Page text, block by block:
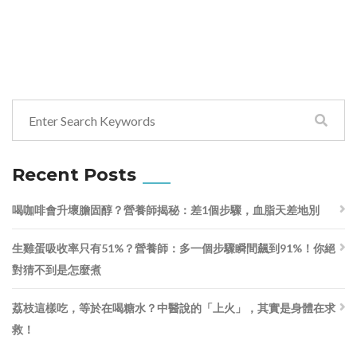
Recent Posts
喝咖啡會升壞膽固醇？營養師揭秘：差1個步驟，血脂天差地別
生雞蛋吸收率只有51%？營養師：多一個步驟瞬間飆到91%！你絕
對猜不到是怎麼煮
荔枝這樣吃，等於在喝糖水？中醫說的「上火」，其實是身體在求
救！